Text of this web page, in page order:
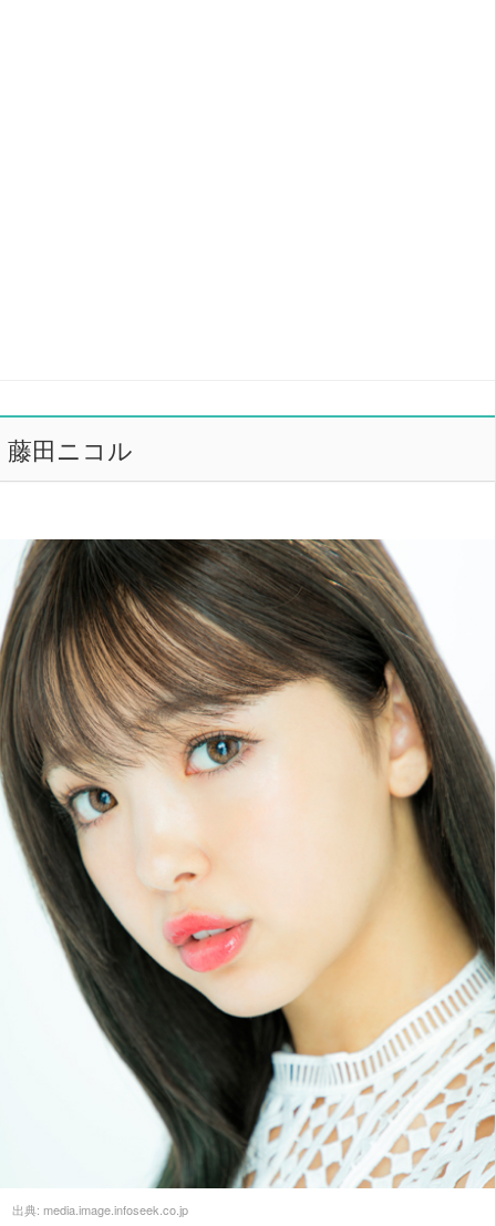
藤田ニコル
出典: media.image.infoseek.co.jp